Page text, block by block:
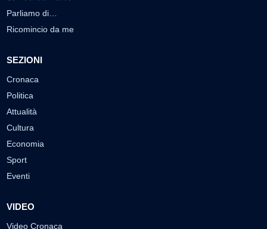
Parliamo di…
Ricomincio da me
SEZIONI
Cronaca
Politica
Attualità
Cultura
Economia
Sport
Eventi
VIDEO
Video Cronaca